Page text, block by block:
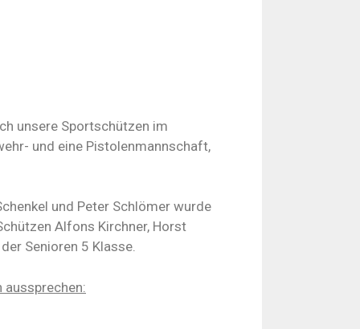
unsere Sportschützen im
und eine Pistolenmannschaft,
und Peter Schlömer wurde
Alfons Kirchner, Horst
Senioren 5 Klasse.
aussprechen: